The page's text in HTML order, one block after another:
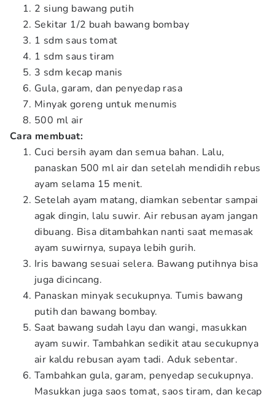
2 siung bawang putih
Sekitar 1/2 buah bawang bombay
1 sdm saus tomat
1 sdm saus tiram
3 sdm kecap manis
Gula, garam, dan penyedap rasa
Minyak goreng untuk menumis
500 ml air
Cara membuat:
Cuci bersih ayam dan semua bahan. Lalu,
panaskan 500 ml air dan setelah mendidih rebus
ayam selama 15 menit.
Setelah ayam matang, diamkan sebentar sampai
agak dingin, lalu suwir. Air rebusan ayam jangan
dibuang. Bisa ditambahkan nanti saat memasak
ayam suwirnya, supaya lebih gurih.
Iris bawang sesuai selera. Bawang putihnya bisa
juga dicincang.
Panaskan minyak secukupnya. Tumis bawang
putih dan bawang bombay.
Saat bawang sudah layu dan wangi, masukkan
ayam suwir. Tambahkan sedikit atau secukupnya
air kaldu rebusan ayam tadi. Aduk sebentar.
Tambahkan gula, garam, penyedap secukupnya.
Masukkan juga saos tomat, saos tiram, dan kecap